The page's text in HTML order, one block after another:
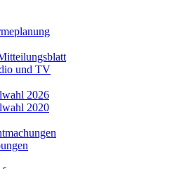
und TV
2026
2020